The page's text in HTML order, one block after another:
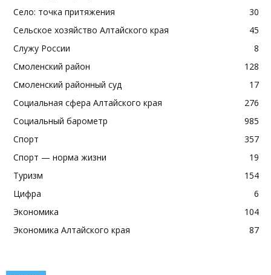
Село: точка притяжения
30
Сельское хозяйство Алтайского края
45
Служу России
8
Смоленский район
128
Смоленский районный суд
17
Социальная сфера Алтайского края
276
Социальный барометр
985
Спорт
357
Спорт — норма жизни
19
Туризм
154
Цифра
6
Экономика
104
Экономика Алтайского края
87